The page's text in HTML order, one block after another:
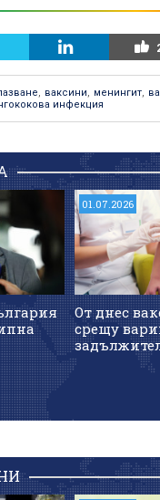
, ваксини, менингит,
инфекция
01.07.2026
От днес
срещу